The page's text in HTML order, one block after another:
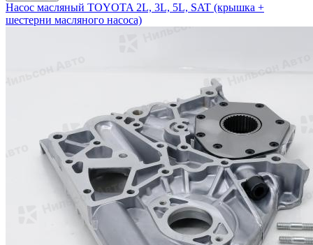
Насос масляный TOYOTA 2L, 3L, 5L, SAT (крышка +
шестерни масляного насоса)